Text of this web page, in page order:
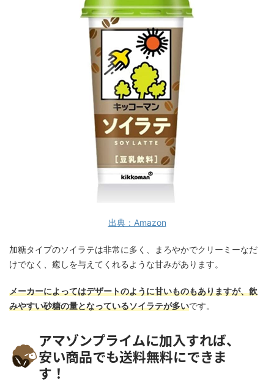
出典：Amazon
加糖タイプのソイラテは非常に多く、まろやかでクリーミーなだ
けでなく、癒しを与えてくれるような甘みがあります。
メーカーによってはデザートのように甘いものもありますが、飲
みやすい砂糖の量となっているソイラテが多いです。
アマゾンプライムに加入すれば、
安い商品でも送料無料にできま
す！